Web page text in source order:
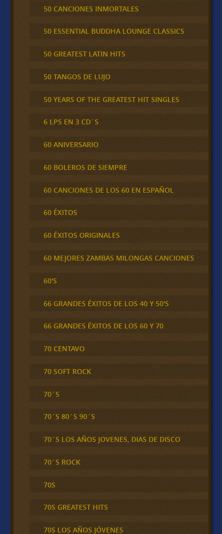
50 CANCIONES INMORTALES
50 ESSENTIAL BUDDHA LOUNGE CLASSICS
50 GREATEST LATIN HITS
50 TANGOS DE LUJO
50 YEARS OF THE GREATEST HIT SINGLES
6 LPS EN 3 CD´S
60 ANIVERSARIO
60 BOLEROS DE SIEMPRE
60 CANCIONES DE LOS 60 EN ESPAÑOL
60 ÉXITOS
60 ÉXITOS ORIGINALES
60 MEJORES ZAMBAS MILONGAS CANCIONES
60'S
66 GRANDES ÉXITOS DE LOS 40 Y 50'S
66 GRANDES ÉXITOS DE LOS 60 Y 70
70 CENTAVO
70 SOFT ROCK
70´S
70´S 80´S 90´S
70´S LOS AÑOS JOVENES, DIAS DE DISCO
70´S ROCK
70S
70S GREATEST HITS
70S LOS AÑOS JÓVENES